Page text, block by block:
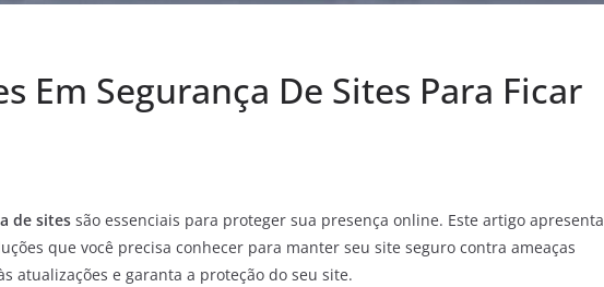
Em Segurança De Sites Para Ficar
de sites são essenciais para proteger sua presença online. Este artigo apresenta
que você precisa conhecer para manter seu site seguro contra ameaças
atualizações e garanta a proteção do seu site.